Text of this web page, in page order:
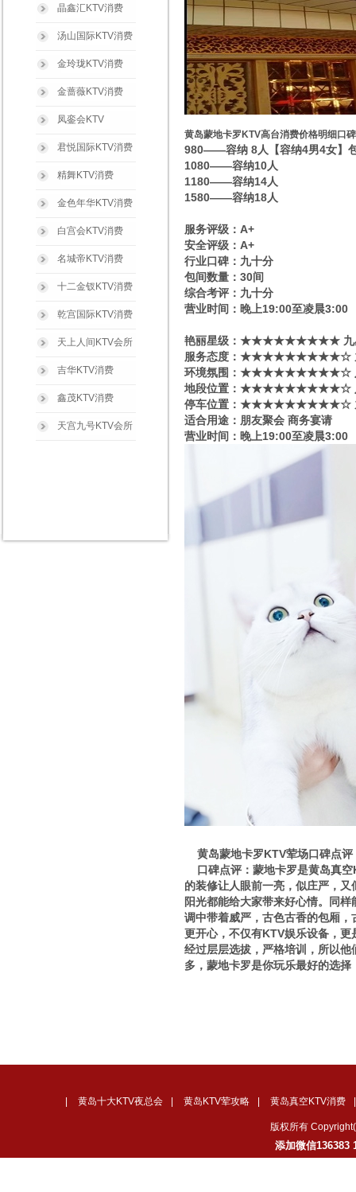
黄岛蒙地卡罗KTV高台消费价格明细口
980——容纳 8人【容纳4男4女】
1080——容纳10人
1180——容纳14人
1580——容纳18人
服务评级：A+
安全评级：A+
行业口碑：九十分
包间数量：30间
综合考评：九十分
营业时间：晚上19:00至凌晨3:00
艳丽星级​‌‌：★★★★★★★★★ 九
服务态度：★★★★★★★★★☆
环境氛围：★★★★★★★★★☆
地段位置：★★★★★★★★★☆
停车位置：★★★★★★★★★☆
适合用途：朋友聚会 商务宴请
营业时间：晚上19:00至凌晨3:00
黄岛蒙地卡罗KTV荤场口碑点评
口碑点评：蒙地卡罗是黄岛真空
的装修让人眼前一亮，似庄严，
阳光都能给大家带来好心情。同
调中带着威严，古色古香的包厢
更开心，不仅有KTV娱乐设备，
经过层层选拔，严格培训，所以
多，蒙地卡罗是你玩乐最好的选择
晶鑫汇KTV消费
汤山国际KTV消费
金玲珑KTV消费
金蔷薇KTV消费
凤銮会KTV
君悦国际KTV消费
精舞KTV消费
金色年华KTV消费
白宫会KTV消费
名城帝KTV消费
十二金钗KTV消费
乾宫国际KTV消费
天上人间KTV会所
吉华KTV消费
鑫茂KTV消费
天宫九号KTV会所
黄岛十大KTV夜总会 黄岛KTV荤攻略 黄岛真空KTV消费
版权所有
添加微信136383